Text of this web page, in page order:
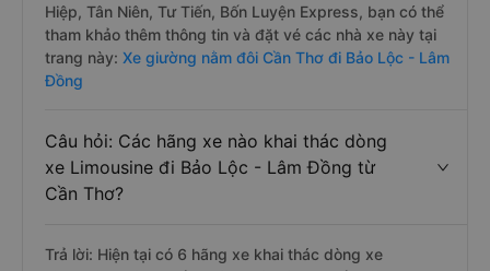
Hiệp, Tân Niên, Tư Tiến, Bốn Luyện Express, bạn có thể
tham khảo thêm thông tin và đặt vé các nhà xe này tại
trang này: Xe giường nằm đôi Cần Thơ đi Bảo Lộc - Lâm
Đồng
Câu hỏi: Các hãng xe nào khai thác dòng
xe Limousine đi Bảo Lộc - Lâm Đồng từ
Cần Thơ?
Trả lời: Hiện tại có 6 hãng xe khai thác dòng xe